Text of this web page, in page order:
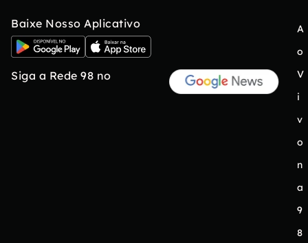
Baixe Nosso Aplicativo
Siga a Rede 98 no
A
o
V
i
v
o
n
a
9
8